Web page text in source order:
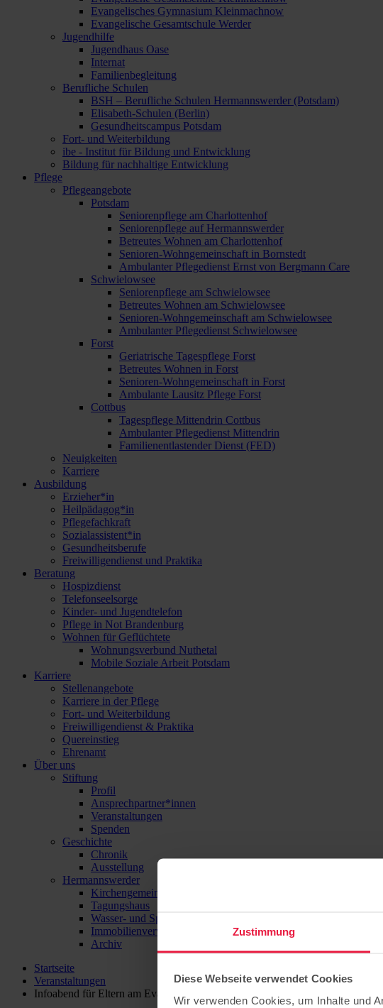
Zustimmung
Diese Webseite verwendet Cookies
Wir verwenden Cookies, um Inhalte und
Evangelisches Gymnasium Kleinmachnow
Evangelische Gesamtschule Werder
Jugendhilfe
Jugendhaus Oase
Internat
Familienbegleitung
Berufliche Schulen
BSH – Berufliche Schulen Hermannswerder (Potsdam)
Elisabeth-Schulen (Berlin)
Gesundheitscampus Potsdam
Fort- und Weiterbildung
ibe - Institut für Bildung und Entwicklung
Bildung für nachhaltige Entwicklung
Pflege
Pflegeangebote
Potsdam
Seniorenpflege am Charlottenhof
Seniorenpflege auf Hermannswerder
Betreutes Wohnen am Charlottenhof
Senioren-Wohngemeinschaft in Bornstedt
Ambulanter Pflegedienst Ernst von Bergmann Care
Schwielowsee
Seniorenpflege am Schwielowsee
Betreutes Wohnen am Schwielowsee
Senioren-Wohngemeinschaft am Schwielowsee
Ambulanter Pflegedienst Schwielowsee
Forst
Geriatrische Tagespflege Forst
Betreutes Wohnen in Forst
Senioren-Wohngemeinschaft in Forst
Ambulante Lausitz Pflege Forst
Cottbus
Tagespflege Mittendrin Cottbus
Ambulanter Pflegedienst Mittendrin
Familienentlastender Dienst (FED)
Neuigkeiten
Karriere
Ausbildung
Erzieher*in
Heilpädagog*in
Pflegefachkraft
Sozialassistent*in
Gesundheitsberufe
Freiwilligendienst und Praktika
Beratung
Hospizdienst
Telefonseelsorge
Kinder- und Jugendtelefon
Pflege in Not Brandenburg
Wohnen für Geflüchtete
Wohnungsverbund Nuthetal
Mobile Soziale Arbeit Potsdam
Karriere
Stellenangebote
Karriere in der Pflege
Fort- und Weiterbildung
Freiwilligendienst & Praktika
Quereinstieg
Ehrenamt
Über uns
Stiftung
Profil
Ansprechpartner*innen
Veranstaltungen
Spenden
Geschichte
Chronik
Ausstellung
Hermannswerder
Kirchengemeinde
Tagungshaus
Wasser- und Sport-Zentrum Hermannswerder
Immobilienverwaltung
Archiv
Startseite
Veranstaltungen
Infoabend für Eltern am Evangelischen Gymnasium Hermannswerder